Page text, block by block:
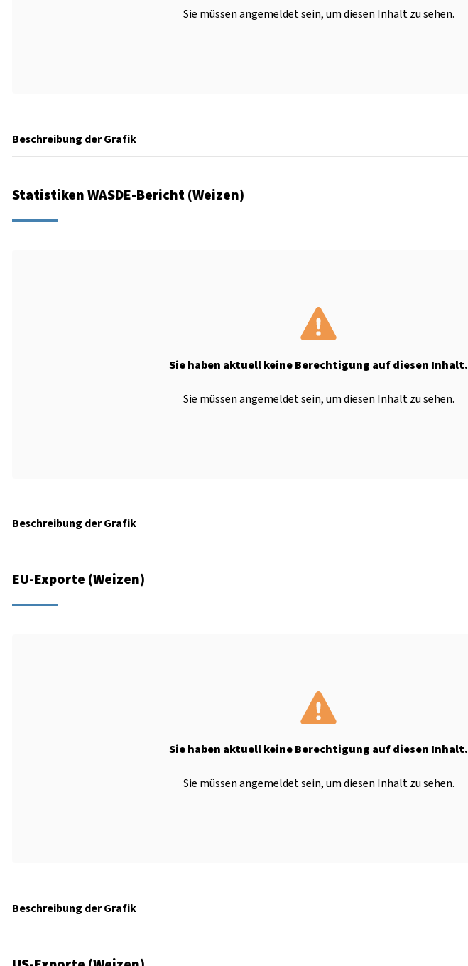
Sie müssen angemeldet sein, um diesen Inhalt zu sehen.
Beschreibung der Grafik
Statistiken WASDE-Bericht (Weizen)
Sie haben aktuell keine Berechtigung auf diesen Inhalt.
Sie müssen angemeldet sein, um diesen Inhalt zu sehen.
Beschreibung der Grafik
EU-Exporte (Weizen)
Sie haben aktuell keine Berechtigung auf diesen Inhalt.
Sie müssen angemeldet sein, um diesen Inhalt zu sehen.
Beschreibung der Grafik